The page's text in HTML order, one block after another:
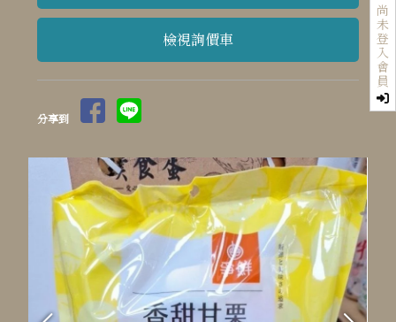
尚
未
登
入
會
員
檢視詢價車
分享到